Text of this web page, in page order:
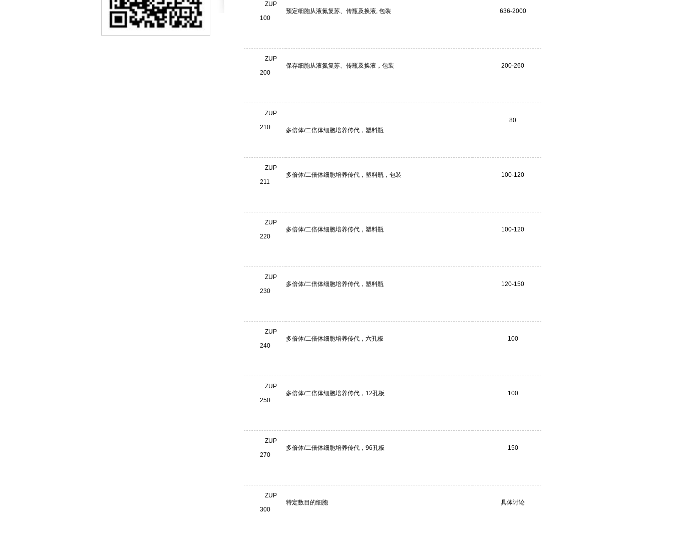
ZUP
100
预定细胞从液氮复苏、传瓶及换液, 包装 636-2000
ZUP
200
保存细胞从液氮复苏、传瓶及换液，包装 200-260
ZUP
210
多倍体/二倍体细胞培养传代，塑料瓶
80
ZUP
211
多倍体/二倍体细胞培养传代，塑料瓶，包装 100-120
ZUP
220
多倍体/二倍体细胞培养传代，塑料瓶 100-120
ZUP
230
多倍体/二倍体细胞培养传代，塑料瓶 120-150
ZUP
240
多倍体/二倍体细胞培养传代，六孔板 100
ZUP
250
多倍体/二倍体细胞培养传代，12孔板 100
ZUP
270
多倍体/二倍体细胞培养传代，96孔板 150
ZUP
300
特定数目的细胞 具体讨论